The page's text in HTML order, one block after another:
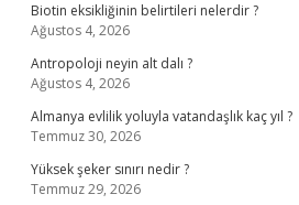
Biotin eksikliğinin belirtileri nelerdir ?
Ağustos 4, 2026
Antropoloji neyin alt dalı ?
Ağustos 4, 2026
Almanya evlilik yoluyla vatandaşlık kaç yıl ?
Temmuz 30, 2026
Yüksek şeker sınırı nedir ?
Temmuz 29, 2026